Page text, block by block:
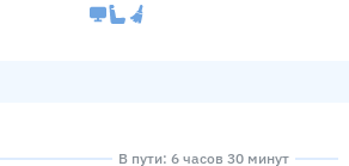
В пути: 6 часов 30 минут